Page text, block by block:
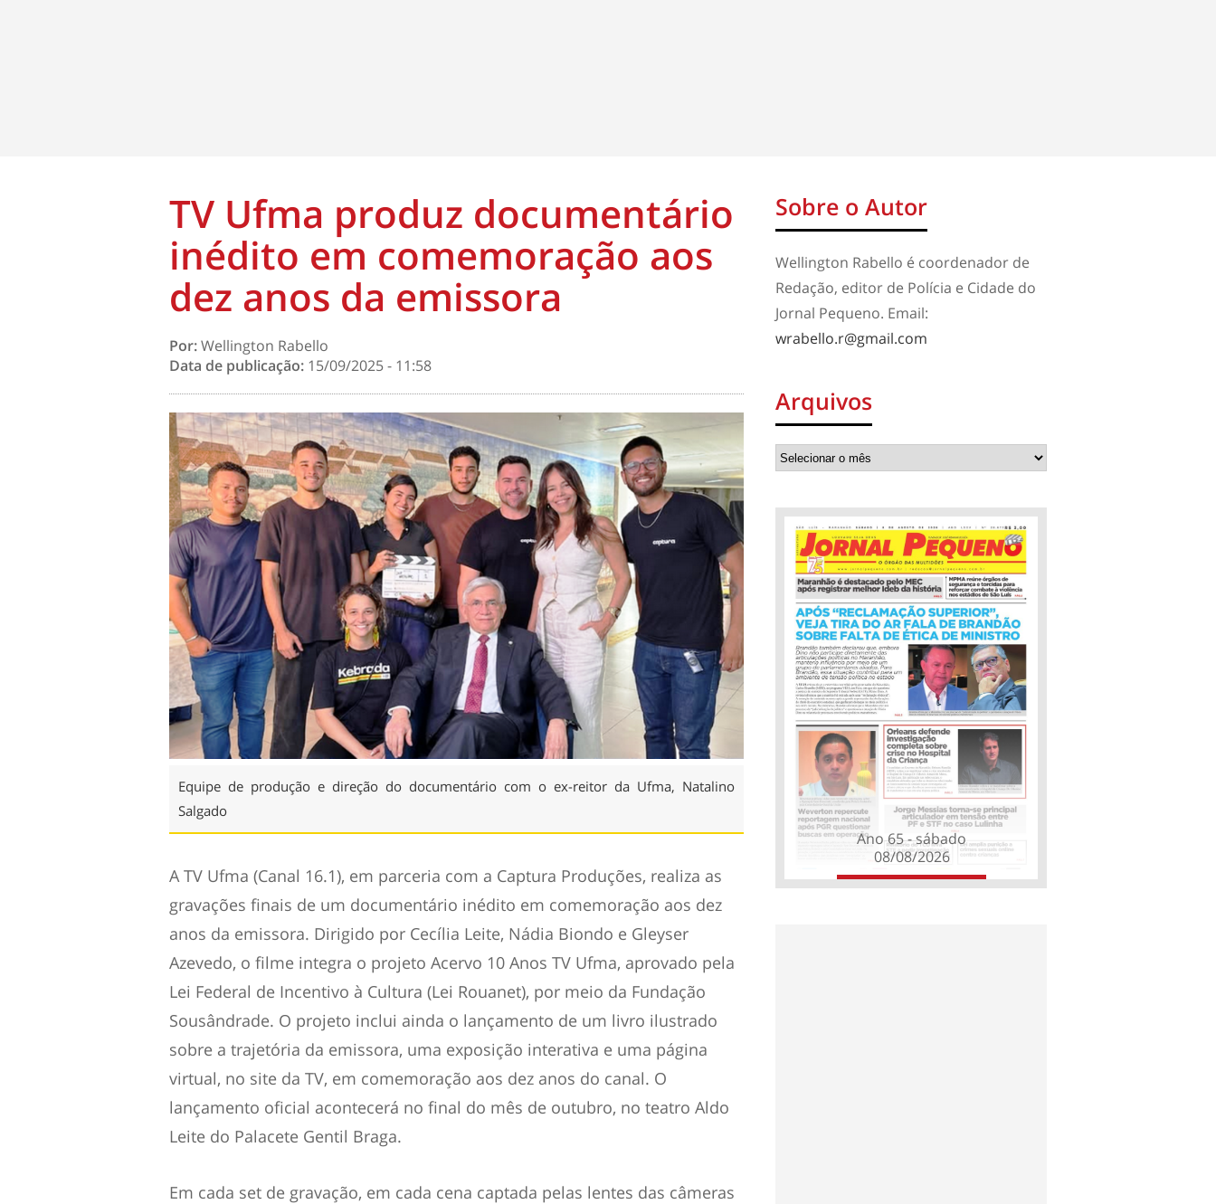
TV Ufma produz documentário
inédito em comemoração aos
dez anos da emissora
Por:Wellington Rabello
Data de publicação: 15/09/2025 - 11:58
Equipe de produção e direção do documentário com o ex-reitor da Ufma, Natalino
Salgado
A TV Ufma (Canal 16.1), em parceria com a Captura Produções, realiza as
gravações finais de um documentário inédito em comemoração aos dez
anos da emissora. Dirigido por Cecília Leite, Nádia Biondo e Gleyser
Azevedo, o filme integra o projeto Acervo 10 Anos TV Ufma, aprovado pela
Lei Federal de Incentivo à Cultura (Lei Rouanet), por meio da Fundação
Sousândrade. O projeto inclui ainda o lançamento de um livro ilustrado
sobre a trajetória da emissora, uma exposição interativa e uma página
virtual, no site da TV, em comemoração aos dez anos do canal. O
lançamento oficial acontecerá no final do mês de outubro, no teatro Aldo
Leite do Palacete Gentil Braga.
Em cada set de gravação, em cada cena captada pelas lentes das câmeras
Sobre o Autor
Wellington Rabello é coordenador de
Redação, editor de Polícia e Cidade do
Jornal Pequeno. Email:
wrabello.r@gmail.com
Arquivos
Ano 65 - sábado
08/08/2026